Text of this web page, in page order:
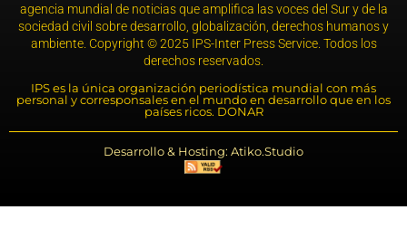
agencia mundial de noticias que amplifica las voces del Sur y de la
sociedad civil sobre desarrollo, globalización, derechos humanos y
ambiente. Copyright © 2025 IPS-Inter Press Service. Todos los
derechos reservados.
IPS es la única organización periodística mundial con más
personal y corresponsales en el mundo en desarrollo que en los
países ricos. DONAR
Desarrollo & Hosting: Atiko.Studio